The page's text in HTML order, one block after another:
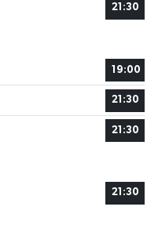
21:30
19:00
21:30
21:30
21:30